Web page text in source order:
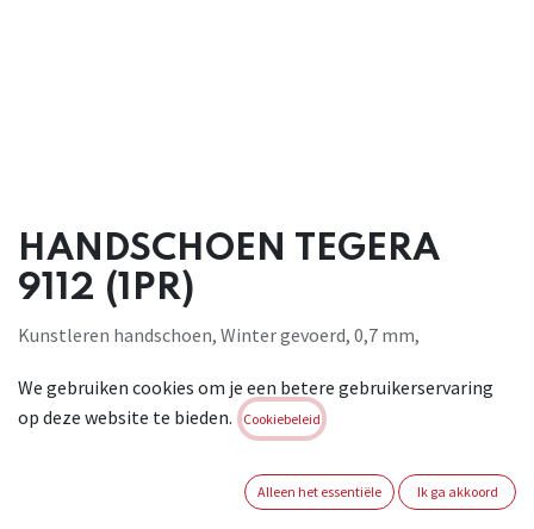
HANDSCHOEN TEGERA
9112 (1PR)
Kunstleren handschoen, Winter gevoerd, 0,7 mm,
II, Zwart, grijs, geel, Chroomvrij, Waterafstotend, Elastisch
180°, voor algemene werkzaamheden. EN 388:2003, 2222 EN
We gebruiken cookies om je een betere gebruikerservaring
op deze website te bieden.
Cookiebeleid
Alleen het essentiële Ik ga akkoord